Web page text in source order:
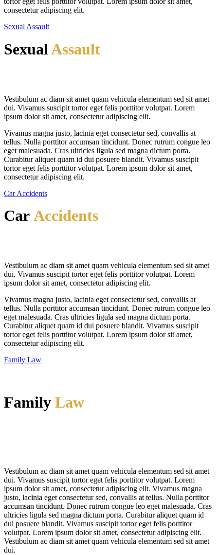
consectetur adipiscing elit.
Sexual Assault
SexualAssault
Vestibulum ac diam sit amet quam vehicula elementum sed sit amet
dui. Vivamus suscipit tortor eget felis porttitor volutpat. Lorem
ipsum dolor sit amet, consectetur adipiscing elit.
Vivamus magna justo, lacinia eget consectetur sed, convallis at
tellus. Nulla porttitor accumsan tincidunt. Donec rutrum congue leo
eget malesuada. Cras ultricies ligula sed magna dictum porta.
Curabitur aliquet quam id dui posuere blandit. Vivamus suscipit
tortor eget felis porttitor volutpat. Lorem ipsum dolor sit amet,
consectetur adipiscing elit.
Car Accidents
Car Accidents
Vestibulum ac diam sit amet quam vehicula elementum sed sit amet
dui. Vivamus suscipit tortor eget felis porttitor volutpat. Lorem
ipsum dolor sit amet, consectetur adipiscing elit.
Vivamus magna justo, lacinia eget consectetur sed, convallis at
tellus. Nulla porttitor accumsan tincidunt. Donec rutrum congue leo
eget malesuada. Cras ultricies ligula sed magna dictum porta.
Curabitur aliquet quam id dui posuere blandit. Vivamus suscipit
tortor eget felis porttitor volutpat. Lorem ipsum dolor sit amet,
consectetur adipiscing elit.
Family Law
Family Law
Vestibulum ac diam sit amet quam vehicula elementum sed sit amet
dui. Vivamus suscipit tortor eget felis porttitor volutpat. Lorem
ipsum dolor sit amet, consectetur adipiscing elit. Vivamus magna
justo, lacinia eget consectetur sed, convallis at tellus. Nulla porttitor
accumsan tincidunt. Donec rutrum congue leo eget malesuada. Cras
ultricies ligula sed magna dictum porta. Curabitur aliquet quam id
dui posuere blandit. Vivamus suscipit tortor eget felis porttitor
volutpat. Lorem ipsum dolor sit amet, consectetur adipiscing elit.
Vestibulum ac diam sit amet quam vehicula elementum sed sit amet
dui.